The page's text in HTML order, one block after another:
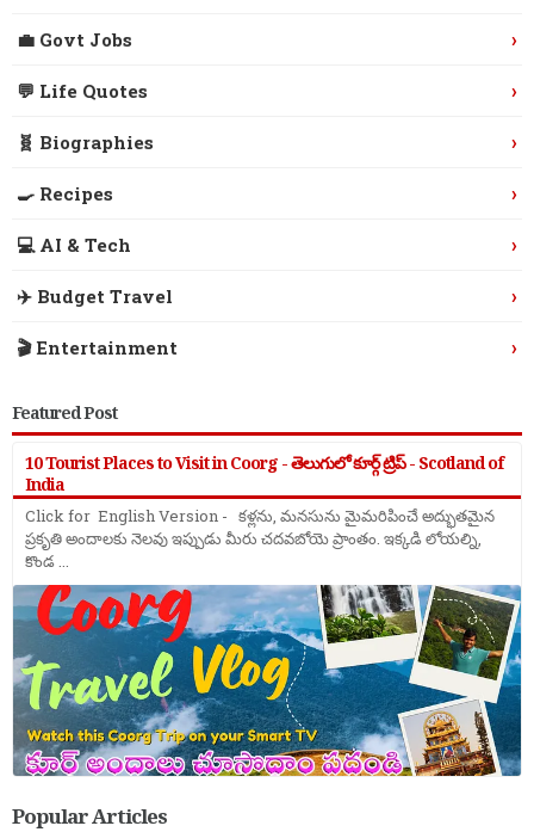
💼 Govt Jobs ›
💬 Life Quotes ›
🧬 Biographies ›
🍳 Recipes ›
💻 AI & Tech ›
✈️ Budget Travel ›
🎬 Entertainment ›
Featured Post
10 Tourist Places to Visit in Coorg - తెలుగులో కూర్గ్ ట్రిప్ - Scotland of
India
Click for English Version - కళ్లను, మనసును మైమరిపించే అద్భుతమైన
ప్రకృతి అందాలకు నెలవు ఇప్పుడు మీరు చదవబోయె ప్రాంతం. ఇక్కడి లోయల్ని,
కొండ ...
Popular Articles